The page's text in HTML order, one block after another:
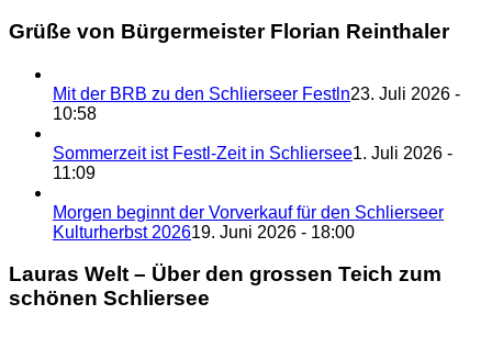
Grüße von Bürgermeister Florian Reinthaler
Mit der BRB zu den Schlierseer Festln23. Juli 2026 -
10:58
Sommerzeit ist Festl-Zeit in Schliersee1. Juli 2026 -
11:09
Morgen beginnt der Vorverkauf für den Schlierseer
Kulturherbst 202619. Juni 2026 - 18:00
Lauras Welt – Über den grossen Teich zum
schönen Schliersee